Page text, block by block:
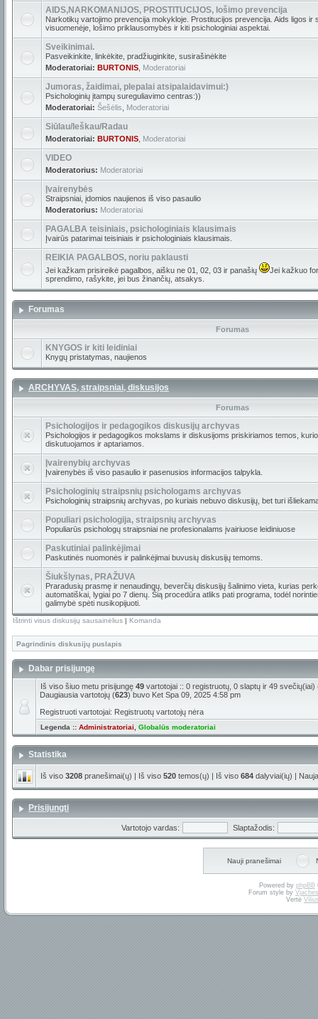
AIDS,NARKOMANIJOS, PROSTITUCIJOS, lošimo prevencija
Narkotikų vartojimo prevencija mokykloje. Prostitucijos prevencija. Aids ligos ir
visuomenėje, lošimo priklausomybės ir kiti psichologiniai aspektai.
Sveikinimai.
Pasveikinkite, linkėkite, pradžiuginkite, susirašinėkite
Moderatoriai: BURTONIS Moderatoriai
Jumoras, žaidimai, plepalai atsipalaidavimui:)
Psichologinių įtampų sureguliavimo centras:))
Moderatoriai: Šešėlis Moderatoriai
Siūlau/Ieškau/Radau
Moderatoriai: BURTONIS Moderatoriai
VIDEO
Moderatorius: Moderatoriai
Įvairenybės
Straipsniai, įdomios naujienos iš viso pasaulio
Moderatorius: Moderatoriai
PAGALBA teisiniais, psichologiniais klausimais
Įvairūs patarimai teisiniais ir psichologiniais klausimais.
REIKIA PAGALBOS, noriu paklausti
Jei kažkam prisireikė pagalbos, aišku ne 01, 02, 03 ir panašių
Jei kažkuo
sprendimo, rašykite, jei bus žinančių, atsakys.
Forumas
Forumas
KNYGOS ir kiti leidiniai
Knygų pristatymas, naujienos
ARCHYVAS, straipsniai, diskusijos
Forumas
Psichologijos ir pedagogikos diskusijų archyvas
Psichologijos ir pedagogikos mokslams ir diskusijoms priskiriamos temos,
diskutuojamos ir aptariamos.
Įvairenybių archyvas
Įvairenybės iš viso pasaulio ir pasenusios informacijos talpykla.
Psichologinių straipsnių psichologams archyvas
Psichologinių straipsnių archyvas, po kuriais nebuvo diskusijų, bet turi
Populiari psichologija, straipsnių archyvas
Populiarūs psichologų straipsniai ne profesionalams įvairiuose leidiniuose
Paskutiniai palinkėjimai
Paskutinės nuomonės ir palinkėjimai buvusių diskusijų temoms.
Šiukšlynas, PRAŽUVA
Praradusių prasmę ir nenaudingų, beverčių diskusijų šalinimo vieta, kurias
automatiškai, lygiai po 7 dienų. Šią procedūra atliks pati programa, todėl
galimybė spėti nusikopijuoti.
Ištrinti visus diskusijų sausainėlius | Komanda
Pagrindinis diskusijų puslapis
Dabar prisijungę
Iš viso šiuo metu prisijungę 49 vartotojai :: 0 registruotų, 0 slaptų ir 49
Daugiausia vartotojų (623) buvo Ket Spa 09, 2025 4:58 pm
Registruoti vartotojai: Registruotų vartotojų nėra
Legenda :: Administratoriai Globalūs moderatoriai
Statistika
Iš viso 3208 pranešimai(ų) | Iš viso 520 temos(ų) | Iš viso 684 dalyviai(ių) |
Prisijungti
Vartotojo vardas: Slaptažodis:
Nauji pranešimai
Powered by phpBB
Forum style by
Vertė